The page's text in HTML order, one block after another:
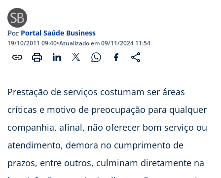
Por Portal Saúde Business
19/10/2011 09:40•Atualizado em 09/11/2024 11:54
Prestação de serviços costumam ser áreas
críticas e motivo de preocupação para qualquer
companhia, afinal, não oferecer bom serviço ou
atendimento, demora no cumprimento de
prazos, entre outros, culminam diretamente na